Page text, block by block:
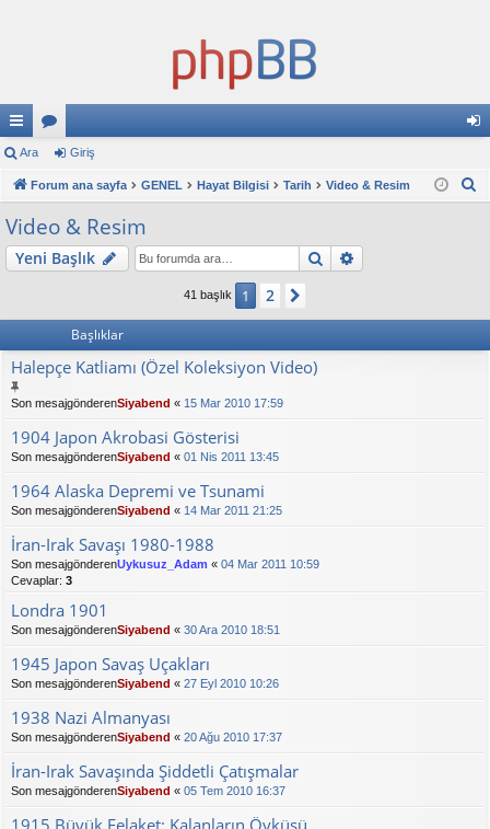
ızl
ba
ğl
tıl
ar
u
ar
ş
Ara Giriş
Forum ana sayfa GENEL Hayat Bilgisi Tarih Video & Resim
Video & Resim
Yeni Başlık Ara
41 başlık 1 2
Başlıklar
Halepçe Katliamı (Özel Koleksiyon Video)
Son mesajgönderenSiyabend « 15 Mar 2010 17:59
1904 Japon Akrobasi Gösterisi
Son mesajgönderenSiyabend « 01 Nis 2011 13:45
1964 Alaska Depremi ve Tsunami
Son mesajgönderenSiyabend « 14 Mar 2011 21:25
İran-Irak Savaşı 1980-1988
Son mesajgönderenUykusuz_Adam « 04 Mar 2011 10:59
Cevaplar: 3
Londra 1901
Son mesajgönderenSiyabend « 30 Ara 2010 18:51
1945 Japon Savaş Uçakları
Son mesajgönderenSiyabend « 27 Eyl 2010 10:26
1938 Nazi Almanyası
Son mesajgönderenSiyabend « 20 Ağu 2010 17:37
İran-Irak Savaşında Şiddetli Çatışmalar
Son mesajgönderenSiyabend « 05 Tem 2010 16:37
1915 Büyük Felaket: Kalanların Öyküsü